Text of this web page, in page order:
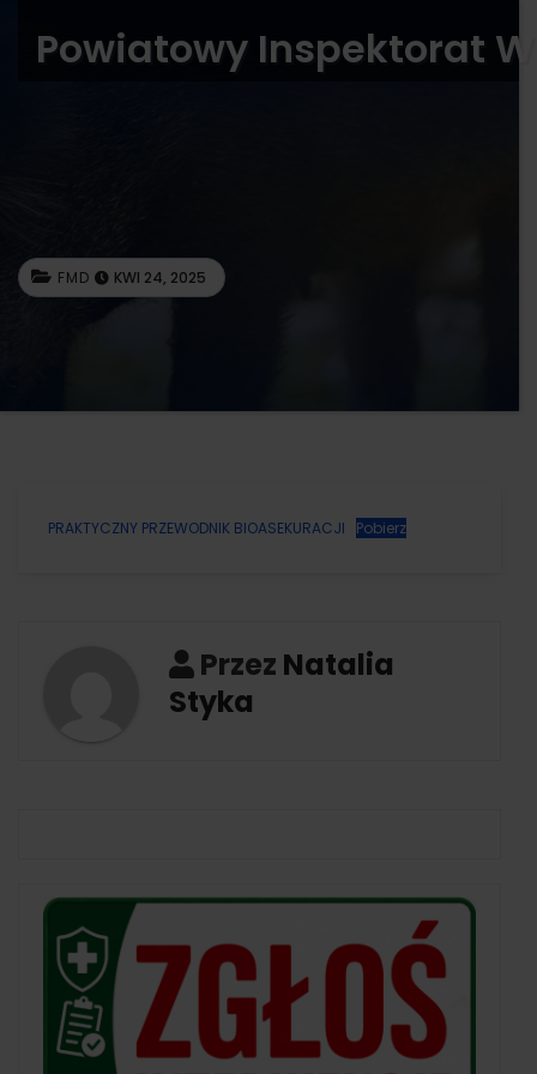
Powiatowy Inspektorat
FMD KWI 24, 2025
PRAKTYCZNY PRZEWODNIK BIOASEKURACJI Pobierz
Przez Natalia
Styka